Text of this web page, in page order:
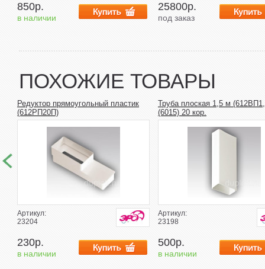
850р.
в наличии
25800р.
под заказ
ПОХОЖИЕ ТОВАРЫ
Редуктор прямоугольный пластик
(612РП20П)
Артикул:
23204
230р.
в наличии
Труба плоская 1,5 м
(6015) 20 кор.
Артикул:
23198
500р.
в наличии